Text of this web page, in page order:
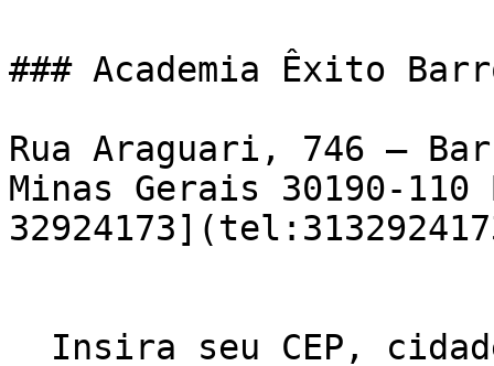
### Academia Êxito
Rua Araguari, 746 –
Minas Gerais 30190-